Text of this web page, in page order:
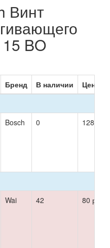
Винт
BO
Бренд В наличии
Цена
Bosch 0 128 р.
Wai 42 80 р.